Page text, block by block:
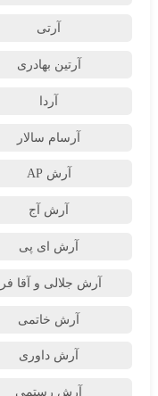
آرتی
آرتین بهادری
آردا
آرسام سالار
آرش AP
آرش آج
آرش ای پی
آرش جلالی و آقا فرا
آرش خاتمی
آرش داوری
آرش رستمى